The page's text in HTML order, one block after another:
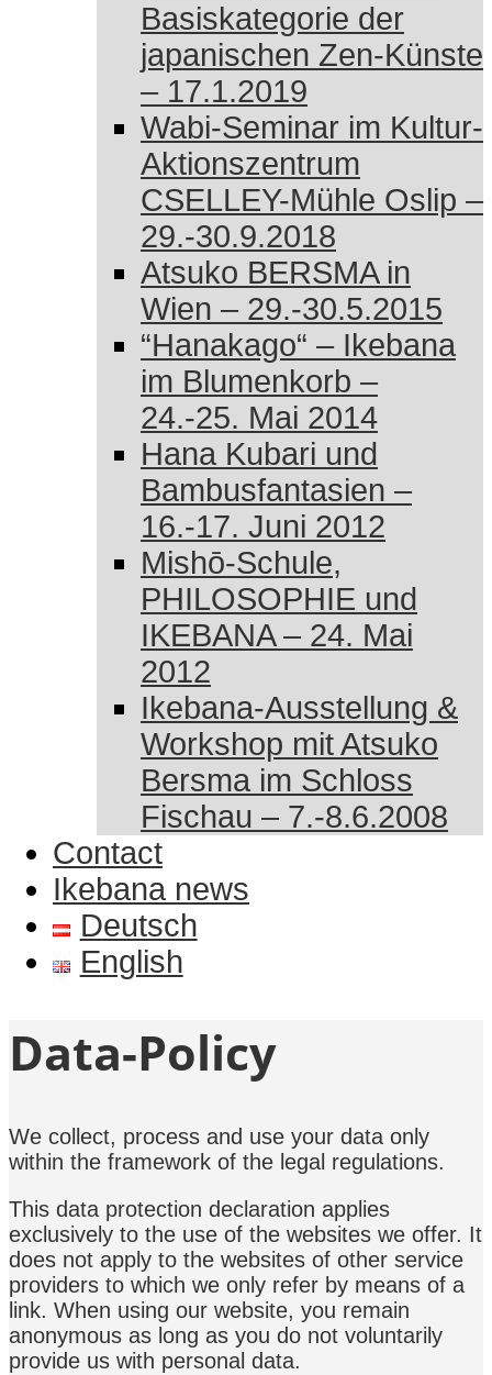
Basiskategorie der
japanischen Zen-Künste
– 17.1.2019
Wabi-Seminar im Kultur-
Aktionszentrum
CSELLEY-Mühle Oslip –
29.-30.9.2018
Atsuko BERSMA in
Wien – 29.-30.5.2015
“Hanakago“ – Ikebana
im Blumenkorb –
24.-25. Mai 2014
Hana Kubari und
Bambusfantasien –
16.-17. Juni 2012
Mishō-Schule,
PHILOSOPHIE und
IKEBANA – 24. Mai
2012
Ikebana-Ausstellung &
Workshop mit Atsuko
Bersma im Schloss
Fischau – 7.-8.6.2008
Contact
Ikebana news
Deutsch
English
Data-Policy
We collect, process and use your data only
within the framework of the legal regulations.
This data protection declaration applies
exclusively to the use of the websites we offer. It
does not apply to the websites of other service
providers to which we only refer by means of a
link. When using our website, you remain
anonymous as long as you do not voluntarily
provide us with personal data.